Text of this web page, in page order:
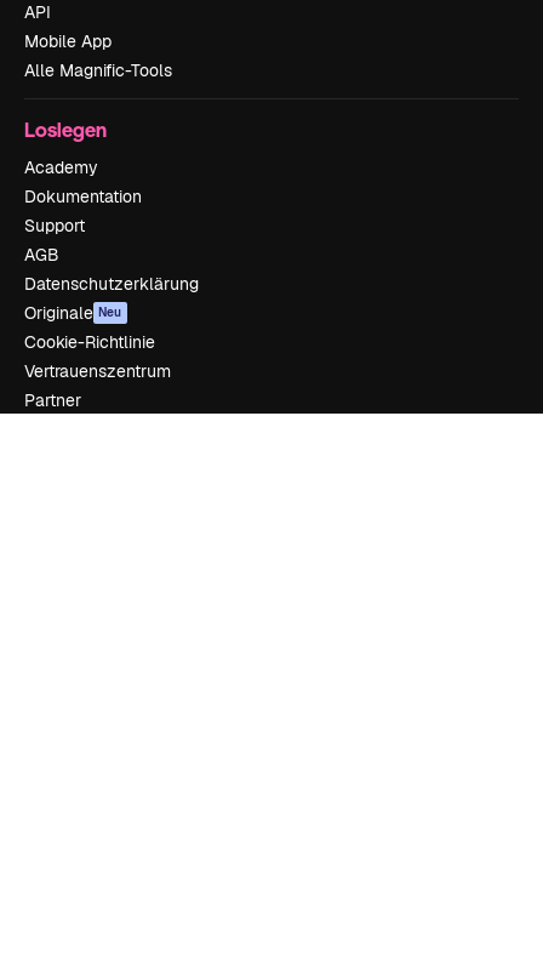
API
Mobile App
Alle Magnific-Tools
Loslegen
Academy
Dokumentation
Support
AGB
Datenschutzerklärung
Originale Neu
Cookie-Richtlinie
Vertrauenszentrum
Partner